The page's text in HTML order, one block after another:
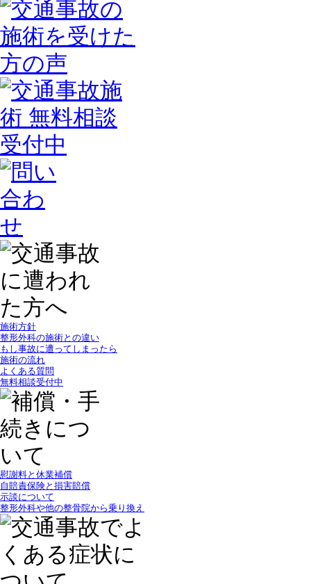
施術方針
整形外科の施術との違い
もし事故に遭ってしまったら
施術の流れ
よくある質問
無料相談受付中
慰謝料と休業補償
自賠責保険と損害賠償
示談について
整形外科や他の整骨院から乗り換え